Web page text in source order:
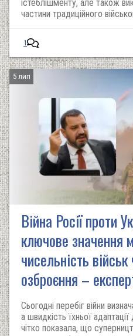
істеблішменту, але також
частини традиційного
1
5 лип
Війна Росії проти
ключове значення
чисельність військ
озброєння –
Сьогодні перебіг війни
а швидкість їхньої адаптації
чітко показала, що